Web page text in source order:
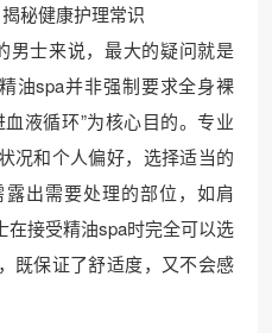
秘健康护理常识
男士来说，最大的疑问就是
油spa并非强制要求全身裸
液循环”为核心目的。专业
况和个人偏好，选择适当的
出需要处理的部位，如肩
接受精油spa时完全可以选
既保证了舒适度，又不会感